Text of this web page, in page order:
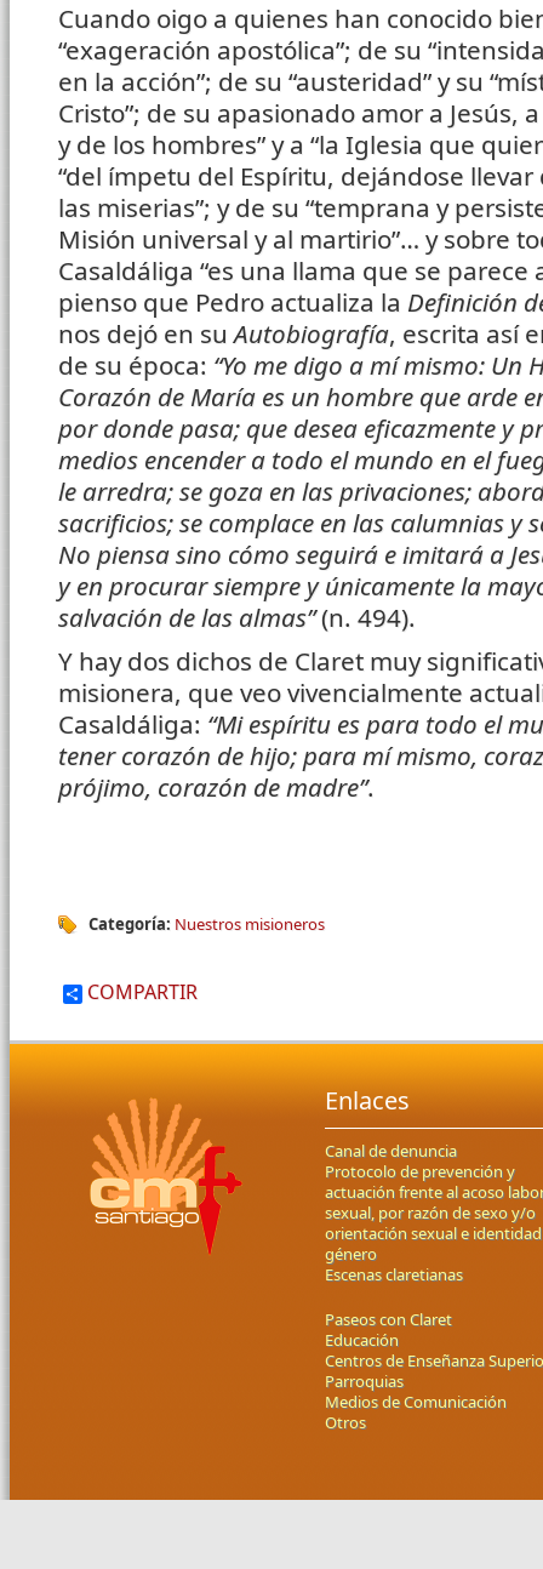
Cuando oigo a quienes han conocido
“exageración apostólica”; de su
en la acción”; de su “austeridad” y su
Cristo”; de su apasionado amor a Jesús,
y de los hombres” y a “la Iglesia que
“del ímpetu del Espíritu, dejándose
las miserias”; y de su “temprana y
Misión universal y al martirio”… y sobre
Casaldáliga “es una llama que se parece
pienso que Pedro actualiza la Definición
nos dejó en suAutobiografía, escrita así
de su época: “Yo me digo a mí mismo: Un
Corazón de María es un hombre que arde
por donde pasa; que desea eficazmente y
medios encender a todo el mundo en el
le arredra; se goza en las privaciones;
sacrificios; se complace en las calumnias y
No piensa sino cómo seguirá e imitará a
y en procurar siempre y únicamente la
salvación de las almas”(n. 494).
Y hay dos dichos de Claret muy
misionera, que veo vivencialmente
Casaldáliga: “Mi espíritu es para todo el
tener corazón de hijo; para mí mismo,
prójimo, corazón de madre”.
Categoría: Nuestros misioneros
COMPARTIR
Enlaces
Canal de denuncia
Protocolo de prevención y
actuación frente al acoso
sexual, por razón de sexo y/o
orientación sexual e
género
Escenas claretianas
Paseos con Claret
Educación
Centros de Enseñanza
Parroquias
Medios de Comunicación
Otros